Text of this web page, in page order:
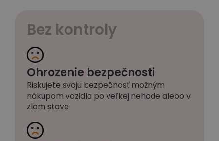
Bez kontroly
Ohrozenie bezpečnosti
Riskujete svoju bezpečnosť možným
nákupom vozidla po veľkej nehode alebo v
zlom stave